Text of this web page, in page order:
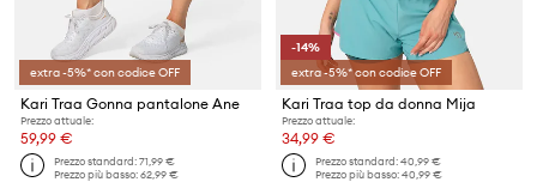
extra -5%* con codice OFF
Kari Traa Gonna pantalone Ane
Prezzo attuale:
59,99 €
Prezzo standard:71,99 €
Prezzo più basso:62,99 €
-14%
extra -5%* con codice OFF
Kari Traa top da donna Mija
Prezzo attuale:
34,99 €
Prezzo standard:40,99 €
Prezzo più basso:40,99 €